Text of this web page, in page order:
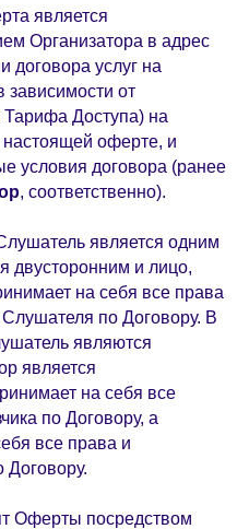
является
Организатора в адрес
договора услуг на
зависимости от
Доступа) на
оферте, и
условия договора (ранее
, соответственно).
является одним
двусторонним и лицо,
на себя все права
Слушателя по Договору. В
являются
является
на себя все
по Договору, а
все права и
Договору.
Оферты посредством